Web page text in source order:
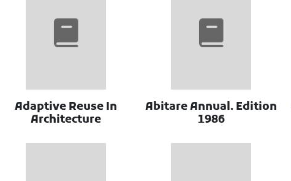
Abitare Annual. Edition
1986
Adaptive Reuse In
Architecture